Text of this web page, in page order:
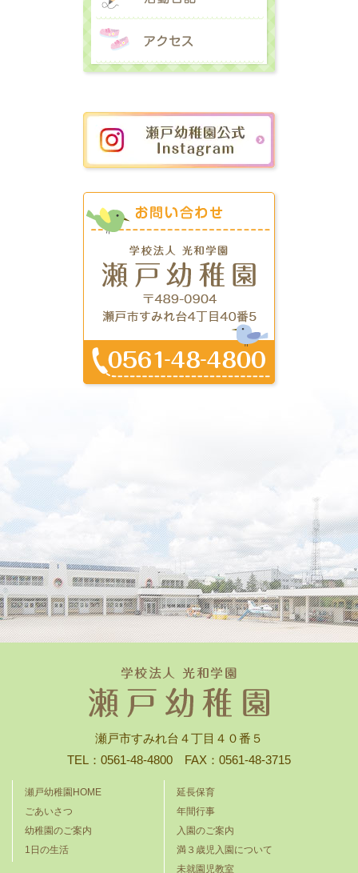
アクセス
瀬戸市すみれ台４丁目４０番５
TEL：0561-48-4800 FAX：0561-48-3715
瀬戸幼稚園HOME
ごあいさつ
幼稚園のご案内
1日の生活
延長保育
年間行事
入園のご案内
満３歳児入園について
未就園児教室